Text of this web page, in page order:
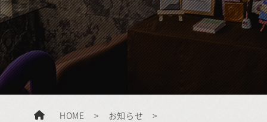
HOME > お知らせ
>